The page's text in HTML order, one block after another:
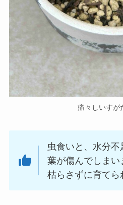
痛々しいすが
虫食いと、水分
葉が傷んでしま
枯らさずに育てら